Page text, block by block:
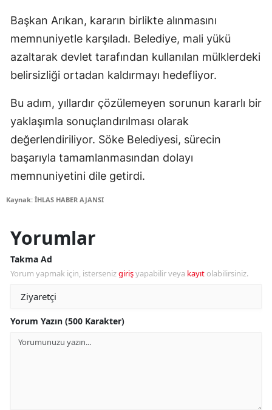
Başkan Arıkan, kararın birlikte alınmasını
memnuniyetle karşıladı. Belediye, mali yükü
azaltarak devlet tarafından kullanılan mülklerdeki
belirsizliği ortadan kaldırmayı hedefliyor.
Bu adım, yıllardır çözülemeyen sorunun kararlı bir
yaklaşımla sonuçlandırılması olarak
değerlendiriliyor. Söke Belediyesi, sürecin
başarıyla tamamlanmasından dolayı
memnuniyetini dile getirdi.
Kaynak: İHLAS HABER AJANSI
Yorumlar
Takma Ad
Yorum yapmak için, istersenizgirişyapabilir veya kayıt olabilirsiniz.
Yorum Yazın (500 Karakter)